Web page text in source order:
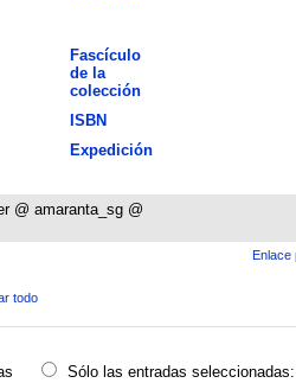
Fascículo
de la
colección
ISBN
Expedición
@ amaranta_sg @
Enlace
todo
Sólo las entradas seleccionadas: